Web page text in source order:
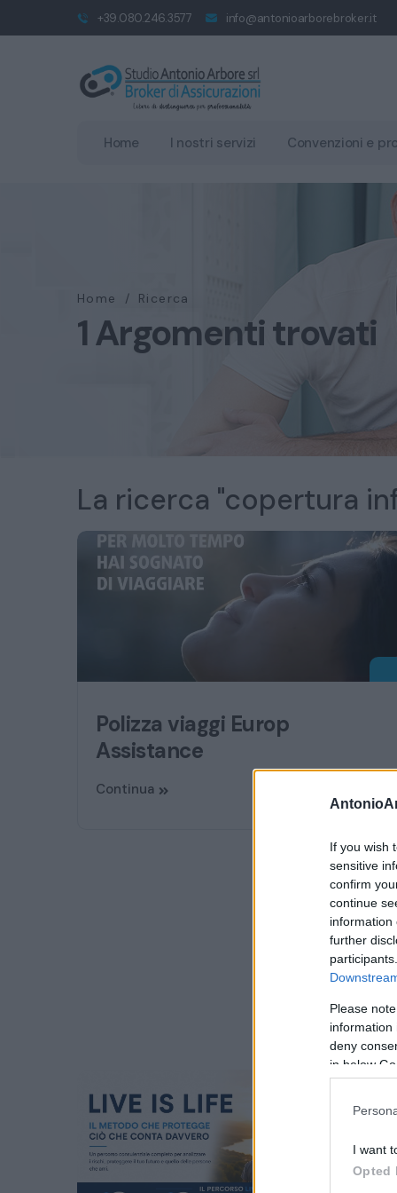
If you wish
sensitive
confirm
continue
information
further
Please
information
deny
in below
I want
Opted
+39.080.246.3577 info@antonioarborebroker.it
Home I nostri servizi Convenzioni e
Home / Ricerca
1 Argomenti trovati
La ricerca "copertura
Polizza viaggi Europ
Assistance
Continua